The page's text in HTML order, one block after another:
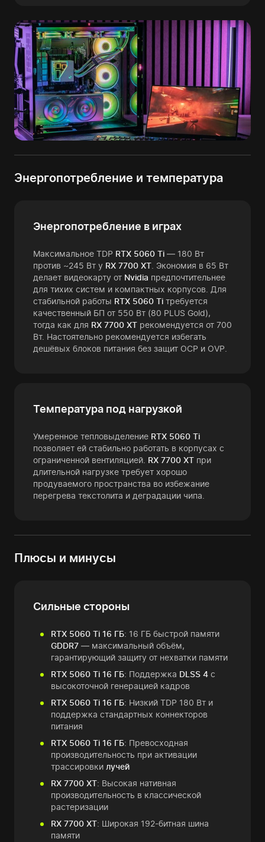
Энергопотребление и температура
Энергопотребление в играх
Максимальное TDP RTX 5060 Ti — 180 Вт
против ~245 Вт у RX 7700 XT . Экономия в 65 Вт
делает видеокарту от Nvidia предпочтительнее
для тихих систем и компактных корпусов. Для
стабильной работы RTX 5060 Ti требуется
качественный БП от 550 Вт (80 PLUS Gold),
тогда как для RX 7700 XT рекомендуется от 700
Вт. Настоятельно рекомендуется избегать
дешёвых блоков питания без защит OCP и OVP.
Температура под нагрузкой
Умеренное тепловыделение RTX 5060 Ti
позволяет ей стабильно работать в корпусах с
ограниченной вентиляцией. RX 7700 XT при
длительной нагрузке требует хорошо
продуваемого пространства во избежание
перегрева текстолита и деградации чипа.
Плюсы и минусы
Сильные стороны
RTX 5060 Ti 16 ГБ: 16 ГБ быстрой памяти
GDDR7 — максимальный объём,
гарантирующий защиту от нехватки памяти
RTX 5060 Ti 16 ГБ: Поддержка DLSS 4 с
высокоточной генерацией кадров
RTX 5060 Ti 16 ГБ: Низкий TDP 180 Вт и
поддержка стандартных коннекторов
питания
RTX 5060 Ti 16 ГБ: Превосходная
производительность при активации
трассировки лучей
RX 7700 XT: Высокая нативная
производительность в классической
растеризации
RX 7700 XT: Широкая 192-битная шина
памяти